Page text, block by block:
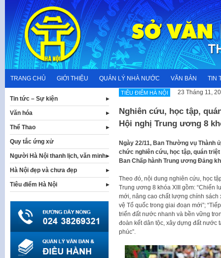
content
TRANG CHỦ GIỚI THIỆU QUẢN LÝ NHÀ NƯỚC VĂN BẢN TIN
TIÊU ĐIỂM HÀ NỘI 23 Tháng 11,
Nghiên cứu, học tập,
Hội nghị Trung ương 8
Ngày 22/11, Ban Thường vụ Thành
chức nghiên cứu, học tập, quán
Ban Chấp hành Trung ương Đảng
Theo đó, nội dung nghiên cứu, học
Trung ương 8 khóa XIII gồm: “Chiến
mới, nâng cao chất lượng chính
vệ Tổ quốc trong giai đoạn mới”;
triển đất nước nhanh và bền vững
đoàn kết dân tộc, xây dựng đất nước
phúc”.
Tin tức – Sự kiện
Văn hóa
Thể Thao
Quy tắc ứng xử
Người Hà Nội thanh lịch, văn minh
Hà Nội đẹp và chưa đẹp
Tiêu điểm Hà Nội